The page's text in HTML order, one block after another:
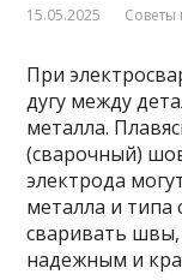
15.05.2025 Советы
При
дугу между
металла.
(сварочный)
электрода
металла и типа
сваривать
надежным и